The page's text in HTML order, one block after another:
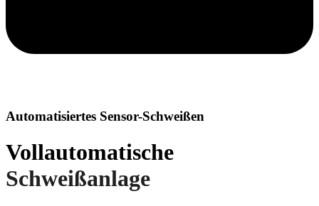
Automatisiertes Sensor-Schweißen
Vollautomatische
Schweißanlage